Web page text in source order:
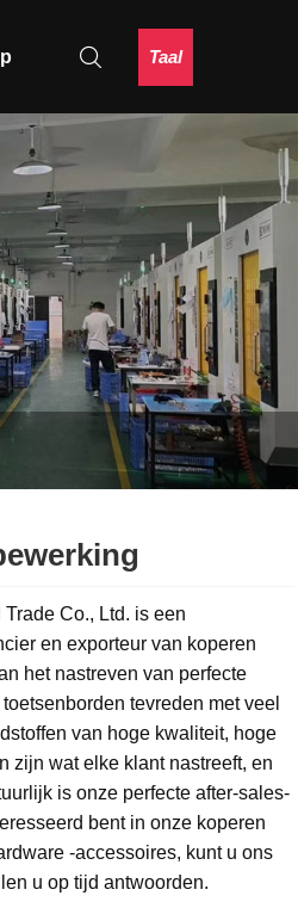
Taal
Co., Ltd. is een
en exporteur van koperen
het nastreven van perfecte
tevreden met veel
van hoge kwaliteit, hoge
zijn wat elke klant nastreeft, en
is onze perfecte after-sales-
bent in onze koperen
-accessoires, kunt u ons
u op tijd antwoorden.